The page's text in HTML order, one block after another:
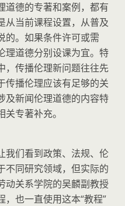
道德的专著和案例，都有
从当前课程设置，从普及
的。如果条件许可或需
理道德分别设课为宜。特
，传播伦理新问题往往先
传播伦理应该有足够的关
及新闻伦理道德的内容特
专著补充。
我们看到政策、法规、伦
不同研究领域，但实际的
动关系学院的吴麟副教授
也一直使用这本“教程”